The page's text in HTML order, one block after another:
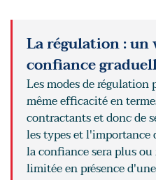
La régulation : un
confiance
Les modes de
même efficacité en
contractants et donc de
les types et l'importance
la confiance sera plus
limitée en présence